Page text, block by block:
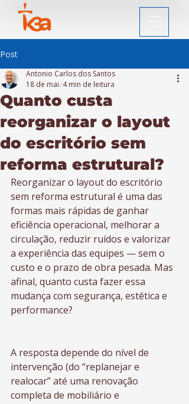
Post
Quanto custa
reorganizar o layout
do escritório sem
reforma estrutural?
Antonio Carlos dos Santos
18 de mai. 4 min de leitura
Reorganizar o layout do escritório
sem reforma estrutural é uma das
formas mais rápidas de ganhar
eficiência operacional, melhorar a
circulação, reduzir ruídos e valorizar
a experiência das equipes — sem o
custo e o prazo de obra pesada. Mas
afinal, quanto custa fazer essa
mudança com segurança, estética e
performance?
A resposta depende do nível de
intervenção (do “replanejar e
realocar” até uma renovação
completa de mobiliário e